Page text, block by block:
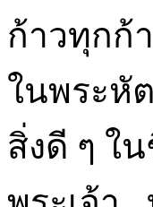
ก้าวทุกก้
ในพระหั
สิ่งดี ๆ ใ